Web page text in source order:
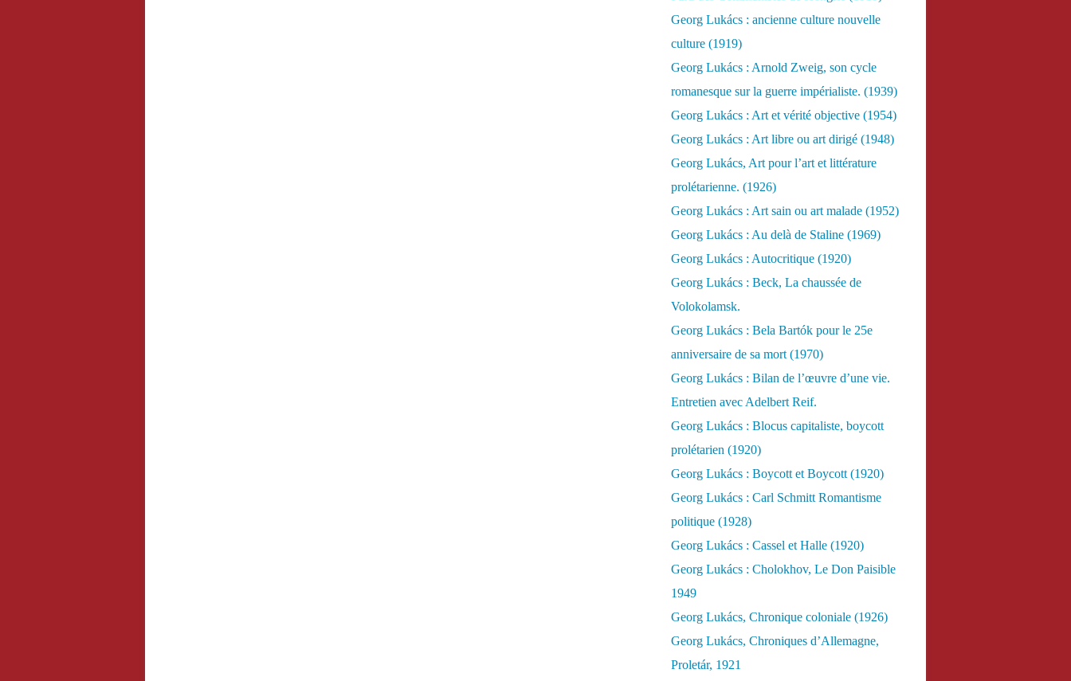
Georg Lukács : ancienne culture nouvelle
culture (1919)
Georg Lukács : Arnold Zweig, son cycle
romanesque sur la guerre impérialiste. (1939)
Georg Lukács : Art et vérité objective (1954)
Georg Lukács : Art libre ou art dirigé (1948)
Georg Lukács, Art pour l’art et littérature
prolétarienne. (1926)
Georg Lukács : Art sain ou art malade (1952)
Georg Lukács : Au delà de Staline (1969)
Georg Lukács : Autocritique (1920)
Georg Lukács : Beck, La chaussée de
Volokolamsk.
Georg Lukács : Bela Bartók pour le 25e
anniversaire de sa mort (1970)
Georg Lukács : Bilan de l’œuvre d’une vie.
Entretien avec Adelbert Reif.
Georg Lukács : Blocus capitaliste, boycott
prolétarien (1920)
Georg Lukács : Boycott et Boycott (1920)
Georg Lukács : Carl Schmitt Romantisme
politique (1928)
Georg Lukács : Cassel et Halle (1920)
Georg Lukács : Cholokhov, Le Don Paisible
1949
Georg Lukács, Chronique coloniale (1926)
Georg Lukács, Chroniques d’Allemagne,
Proletár, 1921